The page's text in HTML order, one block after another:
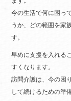
今の生活で何に困っ
うか、どの範囲を家
す。
早めに支援を入れる
すくなります。
訪問介護は、今の困
して続けるための準